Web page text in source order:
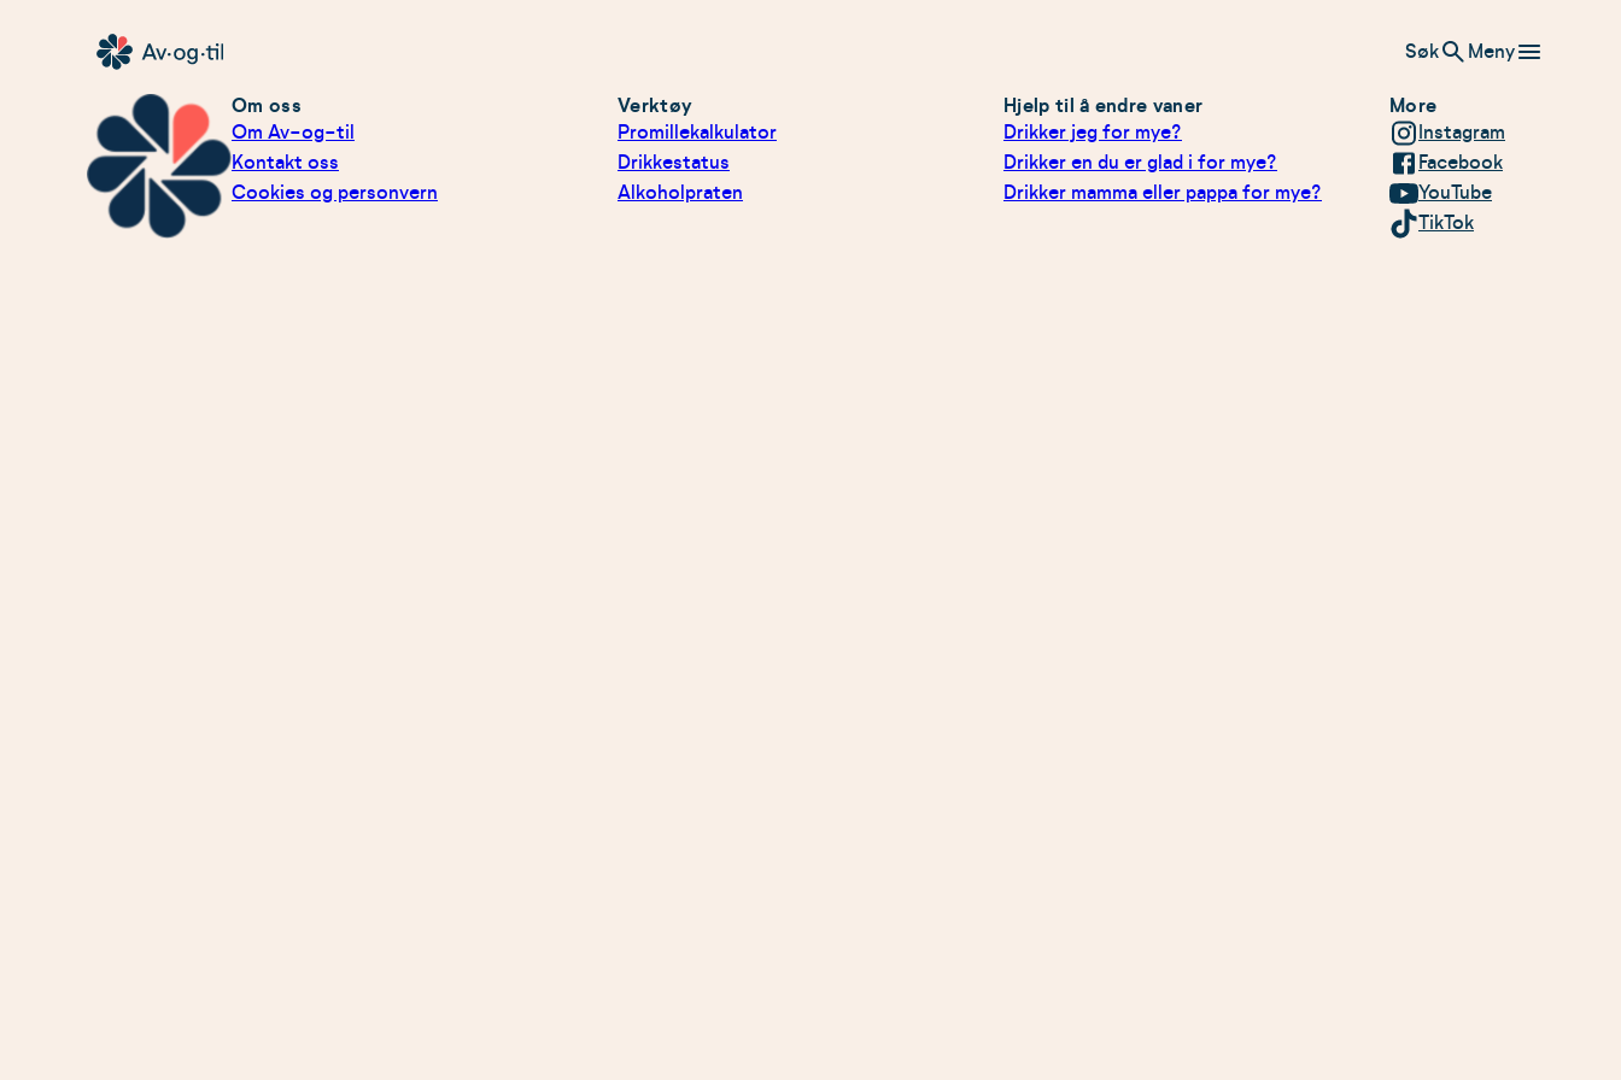
Av-
og-
til
Søk Meny
Om oss
Om Av-og-til
Kontakt oss
Cookies og personvern
Verktøy
Promillekalkulator
Drikkestatus
Alkoholpraten
Hjelp til å endre vaner
Drikker jeg for mye?
Drikker en du er glad i for mye?
Drikker mamma eller pappa for mye?
More
Instagram
Facebook
YouTube
TikTok